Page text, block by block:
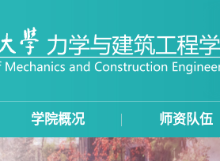
学院概况 师资队伍